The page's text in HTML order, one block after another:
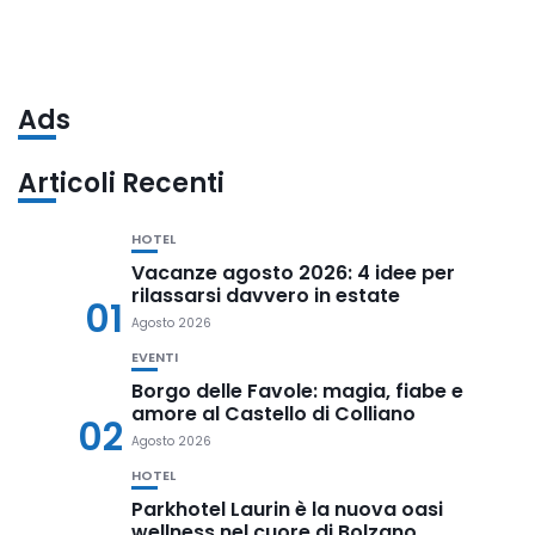
Ads
Articoli Recenti
01
HOTEL
Vacanze agosto 2026: 4 idee per
rilassarsi davvero in estate
Agosto 2026
02
EVENTI
Borgo delle Favole: magia, fiabe e
amore al Castello di Colliano
Agosto 2026
HOTEL
Parkhotel Laurin è la nuova oasi